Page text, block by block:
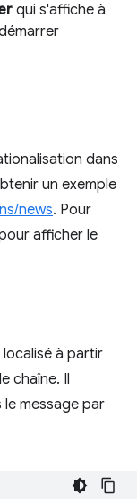
qui s'affiche à
dans
un exemple
news. Pour
afficher le
à partir
chaîne. Il
message par